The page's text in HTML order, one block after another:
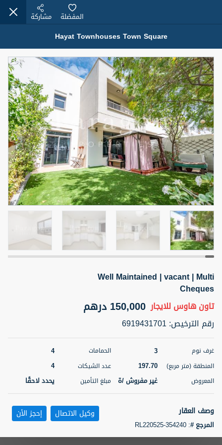
عقارات للإيجار (13751)
Modern Renovated Unit Near Marina Metro Station
شقةللإيجار 95,000 درهم
3
سرير
1
حمام
1
المنطقة (متر
مربع)
70.03
المعروض
غير مفروش /ة
الشيكات
1
اسم الوسيط
NILOOFAR ABBAS VAKIL
رقم الوسيط
أتصل الأن
5 أشهر +
ELBRUS TOWER UNIT 2701 ON RENT
شقةللإيجار
سرير
1
71.39
مفروش/ ة 2
اسم الوسيط
ABDEMANAF EQBALBHAI KHANBHAI
KHANBHAI EQBALBHAI SIRAJUDDIN
أتصل
الأن
5 أشهر +
Hayat Townhouses Town Square
المفضلة مشاركة
Well Maintained | vacant | Multi
Cheques
تاون هاوس للايجار 150,000 درهم
رقم الترخيص:
6919431701
غرف نوم 3 الحمامات 4
المنطقة (متر مربع) 197.70 عدد الشيكات 4
المعروض غير مفروش /ة مبلغ التأمين يحدد لاحقًا
وصف العقار
المرجع #:
RL220525-354240
وكيل الاتصال إحجز الأن تصفية المفضلة خريطة